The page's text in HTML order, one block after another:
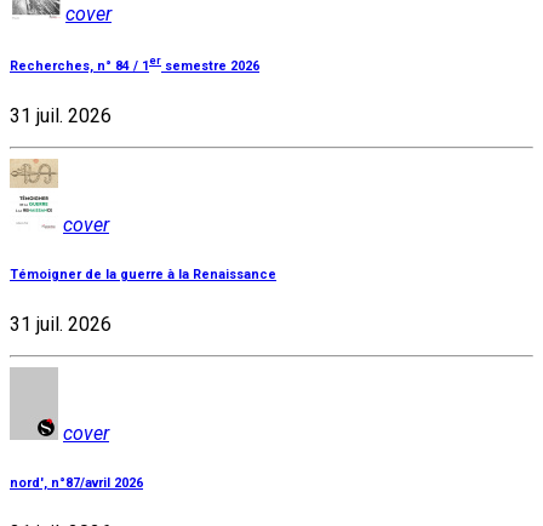
cover
Recherches, n° 84 / 1 er semestre 2026
31 juil. 2026
cover
Témoigner de la guerre à la Renaissance
31 juil. 2026
cover
nord', n°87/avril 2026